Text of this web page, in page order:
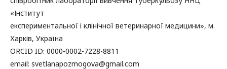
«Інститут
експериментальної і клінічної ветеринарної медицини», м.
Харків, Україна
ORCID ID: 0000-0002-7228-8811
email: svetlanapozmogova@gmail.com